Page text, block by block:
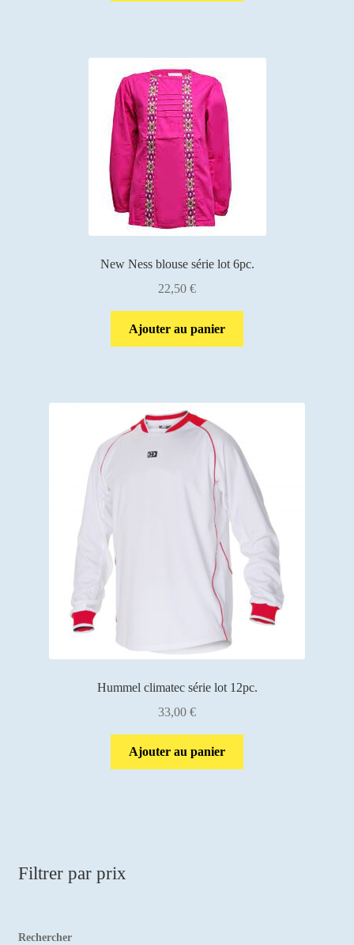
New Ness blouse série lot 6pc.
22,50 €
Ajouter au panier
Hummel climatec série lot 12pc.
33,00 €
Ajouter au panier
Filtrer par prix
Rechercher